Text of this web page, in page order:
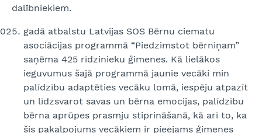
dalībniekiem.
gadā atbalstu Latvijas SOS Bērnu ciematu
asociācijas programmā “Piedzimstot bērniņam”
saņēma 425 rīdzinieku ģimenes. Kā lielākos
ieguvumus šajā programmā jaunie vecāki min
palīdzību adaptēties vecāku lomā, iespēju atpazīt
un līdzsvarot savas un bērna emocijas, palīdzību
bērna aprūpes prasmju stiprināšanā, kā arī to, ka
šis pakalpojums vecākiem ir pieejams ģimenes